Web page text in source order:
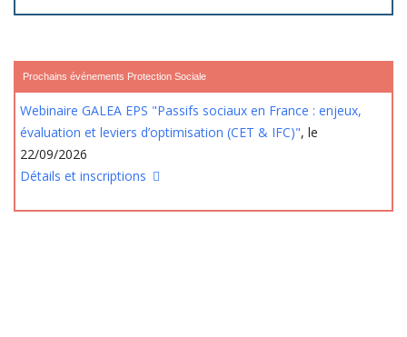
Prochains événements Protection Sociale
Webinaire GALEA EPS "Passifs sociaux en France : enjeux,
évaluation et leviers d’optimisation (CET & IFC)", le
22/09/2026
Détails et inscriptions